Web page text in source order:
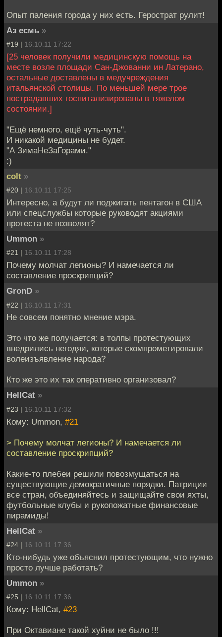
Опыт паления города у них есть. Герострат рулит!
Аз есмь »
#19 | 16.10.11 17:22
[25 человек получили медицинскую помощь на
месте возле площади Сан-Джованни ин Латерано,
остальные доставлены в медучреждения
итальянской столицы. По меньшей мере трое
пострадавших госпитализированы в тяжелом
состоянии.]
"Ещё немного, ещё чуть-чуть".
И никакой медицины не будет.
"А ЗимаНеЗаГорами."
:)
colt »
#20 | 16.10.11 17:25
Интересно, а будут ли поджигать пентагон в США
или спецслужбы которые руководят акциями
протеста не позволят?
Ummon »
#21 | 16.10.11 17:28
Почему молчат легионы? И намечается ли
составление проскрипций?
GronD »
#22 | 16.10.11 17:31
Не совсем понятно мнение мэра.
Это что же получается: в толпы протестующих
внедрились негодяи, которые скомпрометировали
волеизъявление народа?
Кто же это их так оперативно организовал?
HellCat »
#23 | 16.10.11 17:32
Кому: Ummon, #21
> Почему молчат легионы? И намечается ли
составление проскрипций?
Какие-то плебеи решили повозмущаться на
существующие демократичные порядки. Патриции
все стран, объединяйтесь и защищайте свои яхты,
футбольные клубы и рукопожатные финансовые
пирамиды!
HellCat »
#24 | 16.10.11 17:36
Кто-нибудь уже объяснил протестующим, что нужно
просто лучше работать?
Ummon »
#25 | 16.10.11 17:36
Кому: HellCat, #23
При Октавиане такой хуйни не было !!!